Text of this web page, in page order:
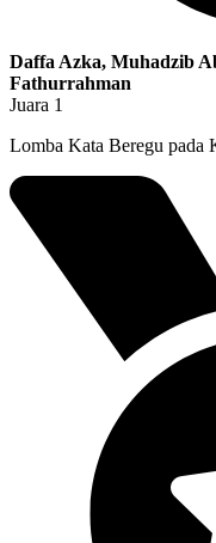
Daffa Azka, Muhadzib
Fathurrahman
Juara 1
Lomba Kata Beregu pada